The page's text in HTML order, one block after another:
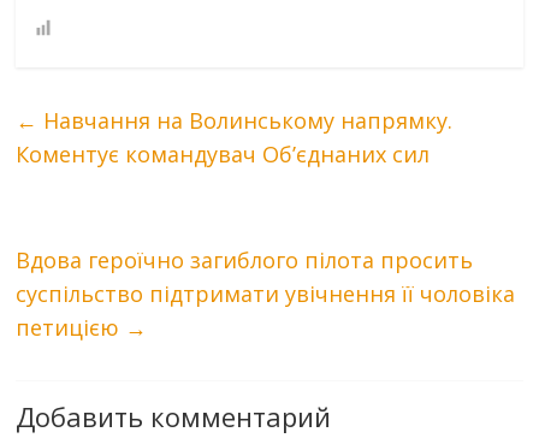
← Навчання на Волинському напрямку.
Коментує командувач Об’єднаних сил
Вдова героїчно загиблого пілота просить
суспільство підтримати увічнення її чоловіка
петицією →
Добавить комментарий